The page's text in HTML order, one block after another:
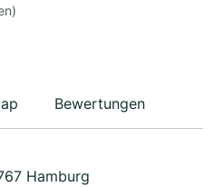
Bewertungen
Hamburg